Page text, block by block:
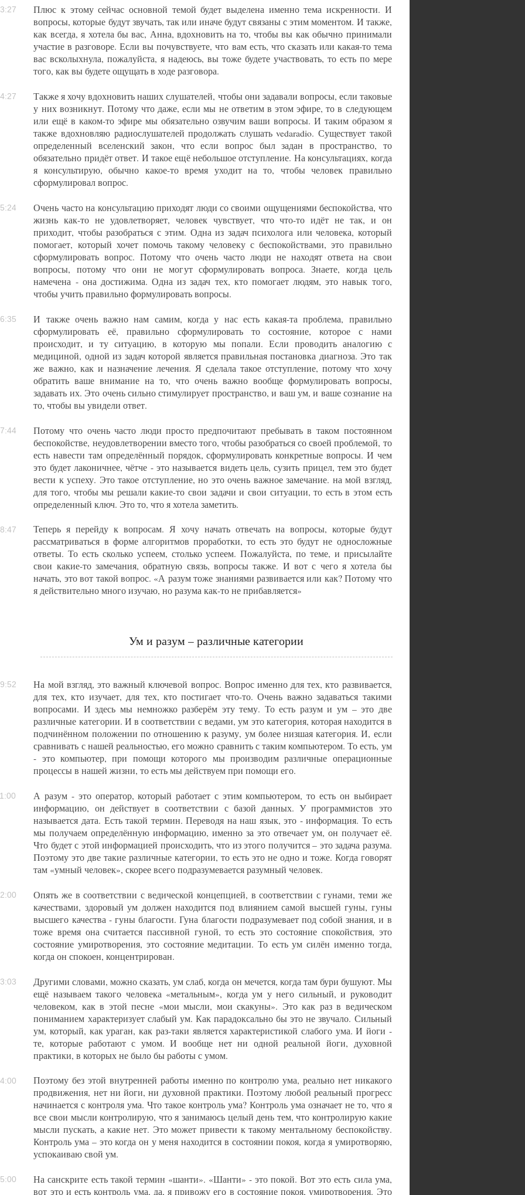
Плюс к этому сейчас основной темой будет выделена именно тема искренности. И
вопросы, которые будут звучать, так или иначе будут связаны с этим моментом. И также,
как всегда, я хотела бы вас, Анна, вдохновить на то, чтобы вы как обычно принимали
участие в разговоре. Если вы почувствуете, что вам есть, что сказать или какая-то тема
вас всколыхнула, пожалуйста, я надеюсь, вы тоже будете участвовать, то есть по мере
того, как вы будете ощущать в ходе разговора.
Также я хочу вдохновить наших слушателей, чтобы они задавали вопросы, если таковые
у них возникнут. Потому что даже, если мы не ответим в этом эфире, то в следующем
или ещё в каком-то эфире мы обязательно озвучим ваши вопросы. И таким образом я
также вдохновляю радиослушателей продолжать слушать vedaradio. Существует такой
определенный вселенский закон, что если вопрос был задан в пространство, то
обязательно придёт ответ. И такое ещё небольшое отступление. На консультациях, когда
я консультирую, обычно какое-то время уходит на то, чтобы человек правильно
сформулировал вопрос.
Очень часто на консультацию приходят люди со своими ощущениями беспокойства, что
жизнь как-то не удовлетворяет, человек чувствует, что что-то идёт не так, и он
приходит, чтобы разобраться с этим. Одна из задач психолога или человека, который
помогает, который хочет помочь такому человеку с беспокойствами, это правильно
сформулировать вопрос. Потому что очень часто люди не находят ответа на свои
вопросы, потому что они не могут сформулировать вопроса. Знаете, когда цель
намечена - она достижима. Одна из задач тех, кто помогает людям, это навык того,
чтобы учить правильно формулировать вопросы.
И также очень важно нам самим, когда у нас есть какая-та проблема, правильно
сформулировать её, правильно сформулировать то состояние, которое с нами
происходит, и ту ситуацию, в которую мы попали. Если проводить аналогию с
медициной, одной из задач которой является правильная постановка диагноза. Это так
же важно, как и назначение лечения. Я сделала такое отступление, потому что хочу
обратить ваше внимание на то, что очень важно вообще формулировать вопросы,
задавать их. Это очень сильно стимулирует пространство, и ваш ум, и ваше сознание на
то, чтобы вы увидели ответ.
Потому что очень часто люди просто предпочитают пребывать в таком постоянном
беспокойстве, неудовлетворении вместо того, чтобы разобраться со своей проблемой, то
есть навести там определённый порядок, сформулировать конкретные вопросы. И чем
это будет лаконичнее, чётче - это называется видеть цель, сузить прицел, тем это будет
вести к успеху. Это такое отступление, но это очень важное замечание. на мой взгляд,
для того, чтобы мы решали какие-то свои задачи и свои ситуации, то есть в этом есть
определенный ключ. Это то, что я хотела заметить.
Теперь я перейду к вопросам. Я хочу начать отвечать на вопросы, которые будут
рассматриваться в форме алгоритмов проработки, то есть это будут не односложные
ответы. То есть сколько успеем, столько успеем. Пожалуйста, по теме, и присылайте
свои какие-то замечания, обратную связь, вопросы также. И вот с чего я хотела бы
начать, это вот такой вопрос. «А разум тоже знаниями развивается или как? Потому что
я действительно много изучаю, но разума как-то не прибавляется»
Ум и разум – различные категории
На мой взгляд, это важный ключевой вопрос. Вопрос именно для тех, кто развивается,
для тех, кто изучает, для тех, кто постигает что-то. Очень важно задаваться такими
вопросами. И здесь мы немножко разберём эту тему. То есть разум и ум – это две
различные категории. И в соответствии с ведами, ум это категория, которая находится в
подчинённом положении по отношению к разуму, ум более низшая категория. И, если
сравнивать с нашей реальностью, его можно сравнить с таким компьютером. То есть, ум
- это компьютер, при помощи которого мы производим различные операционные
процессы в нашей жизни, то есть мы действуем при помощи его.
А разум - это оператор, который работает с этим компьютером, то есть он выбирает
информацию, он действует в соответствии с базой данных. У программистов это
называется дата. Есть такой термин. Переводя на наш язык, это - информация. То есть
мы получаем определённую информацию, именно за это отвечает ум, он получает её.
Что будет с этой информацией происходить, что из этого получится – это задача разума.
Поэтому это две такие различные категории, то есть это не одно и тоже. Когда говорят
там «умный человек», скорее всего подразумевается разумный человек.
Опять же в соответствии с ведической концепцией, в соответствии с гунами, теми же
качествами, здоровый ум должен находится под влиянием самой высшей гуны, гуны
высшего качества - гуны благости. Гуна благости подразумевает под собой знания, и в
тоже время она считается пассивной гуной, то есть это состояние спокойствия, это
состояние умиротворения, это состояние медитации. То есть ум силён именно тогда,
когда он спокоен, концентрирован.
Другими словами, можно сказать, ум слаб, когда он мечется, когда там бури бушуют. Мы
ещё называем такого человека «метальным», когда ум у него сильный, и руководит
человеком, как в этой песне «мои мысли, мои скакуны». Это как раз в ведическом
пониманием характеризует слабый ум. Как парадоксально бы это не звучало. Сильный
ум, который, как ураган, как раз-таки является характеристикой слабого ума. И йоги -
те, которые работают с умом. И вообще нет ни одной реальной йоги, духовной
практики, в которых не было бы работы с умом.
Поэтому без этой внутренней работы именно по контролю ума, реально нет никакого
продвижения, нет ни йоги, ни духовной практики. Поэтому любой реальный прогресс
начинается с контроля ума. Что такое контроль ума? Контроль ума означает не то, что я
все свои мысли контролирую, что я занимаюсь целый день тем, что контролирую какие
мысли пускать, а какие нет. Это может привести к такому ментальному беспокойству.
Контроль ума – это когда он у меня находится в состоянии покоя, когда я умиротворяю,
успокаиваю свой ум.
На санскрите есть такой термин «шанти». «Шанти» - это покой. Вот это есть сила ума,
вот это и есть контроль ума, да, я привожу его в состояние покоя, умиротворения. Это